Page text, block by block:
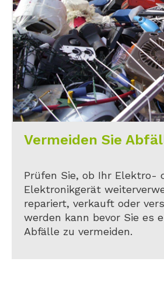
Vermeiden Sie
Prüfen Sie, ob Ihr Elektro-
Elektronikgerät
repariert, verkauft oder
werden kann bevor Sie es
Abfälle zu vermeiden.